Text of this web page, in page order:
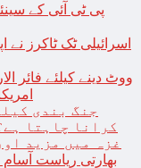
پی ٹی آئی کے
اسرائیلی ٹک ٹاکرز نے
ووٹ دینے کیلئے فائر
جنگ بندی
کرانا چاہتا
غزہ میں مزید
بھارتی ریاست